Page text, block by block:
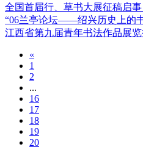
全国首届行、草书大展征稿启事
“06兰亭论坛——绍兴历史上的
江西省第九届青年书法作品展
«
1
2
...
16
17
18
19
20